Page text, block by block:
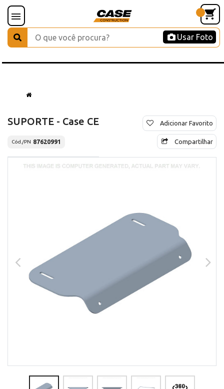
Usar Foto
SUPORTE - Case CE
Cód./PN 87620991
Adicionar Favorito
Compartilhar